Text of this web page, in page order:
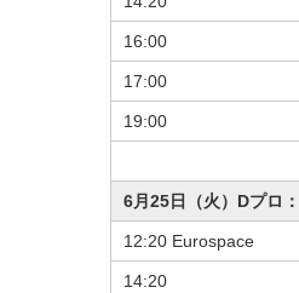
16:00
17:00
19:00
6月25日（火）
12:20 Eurospace
14:20